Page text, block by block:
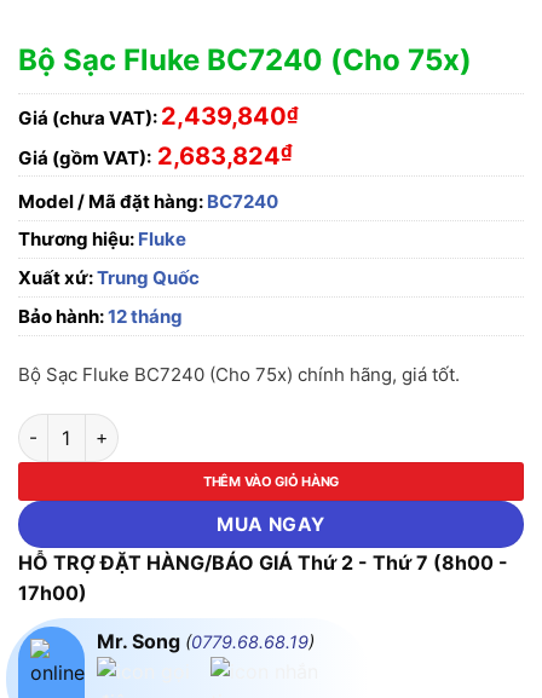
Bộ Sạc Fluke BC7240 (Cho 75x)
Giá (chưa VAT): 2,439,840₫
Giá (gồm VAT): 2,683,824₫
Model / Mã đặt hàng: BC7240
Thương hiệu: Fluke
Xuất xứ:Trung Quốc
Bảo hành:12 tháng
Bộ Sạc Fluke BC7240 (Cho 75x) chính hãng, giá tốt.
Bộ Sạc Fluke BC7240 (Cho 75x) số lượng
THÊM VÀO GIỎ HÀNG
MUA NGAY
HỖ TRỢ ĐẶT HÀNG/BÁO GIÁ Thứ 2 - Thứ 7 (8h00 -
17h00)
Mr. Song (0779.68.68.19)